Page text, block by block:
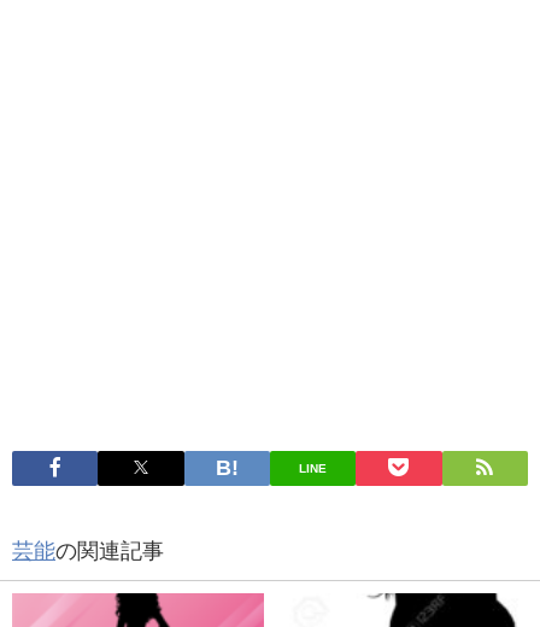
LINE
芸能の関連記事